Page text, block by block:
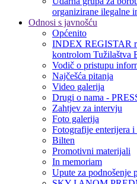
organizirane ilegalne
Odnosi s javnošću
Općenito
INDEX REGISTAR
kontrolom Tužilaštva
Vodič o pristupu
Najčešća pitanja
Video galerija
Drugi o nama -
Zahtjev za intervju
Foto galerija
Fotografije enterijera i
Bilten
Promotivni materijali
In memoriam
Upute za podnošenje